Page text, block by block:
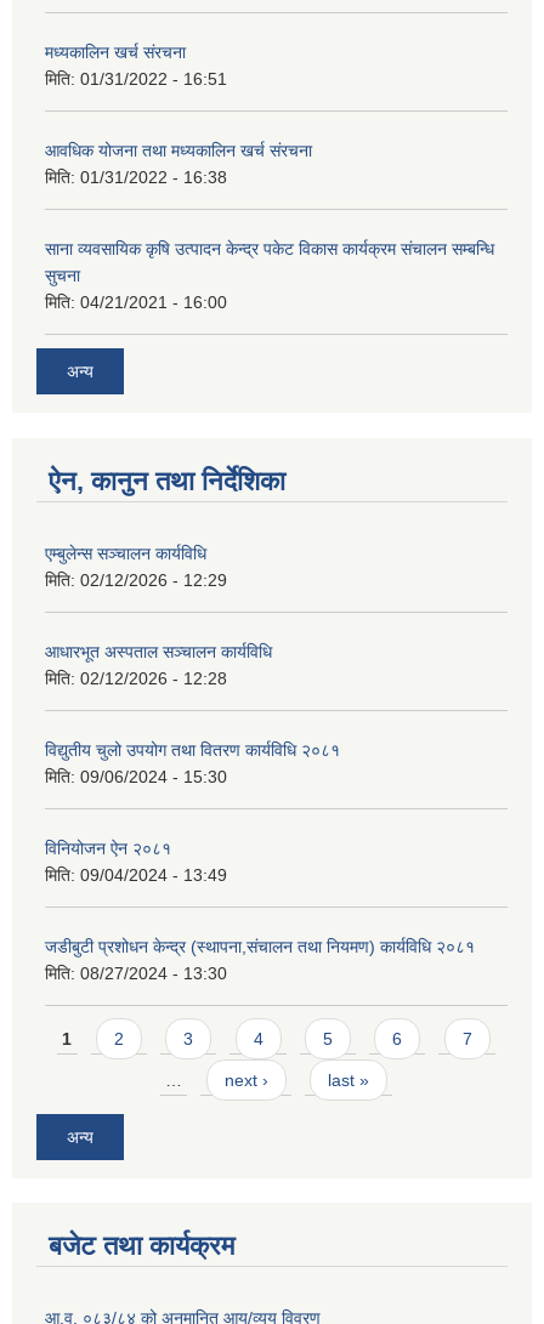
मध्यकालिन खर्च संरचना
मिति: 01/31/2022 - 16:51
आवधिक योजना तथा मध्यकालिन खर्च संरचना
मिति: 01/31/2022 - 16:38
साना व्यवसायिक कृषि उत्पादन केन्द्र पकेट विकास कार्यक्रम संचालन सम्बन्धि
सुचना
मिति: 04/21/2021 - 16:00
अन्य
ऐन, कानुन तथा निर्देशिका
एम्बुलेन्स सञ्चालन कार्यविधि
मिति: 02/12/2026 - 12:29
आधारभूत अस्पताल सञ्चालन कार्यविधि
मिति: 02/12/2026 - 12:28
विद्युतीय चुलो उपयोग तथा वितरण कार्यविधि २०८१
मिति: 09/06/2024 - 15:30
विनियोजन ऐन २०८१
मिति: 09/04/2024 - 13:49
जडीबुटी प्रशोधन केन्द्र (स्थापना,संचालन तथा नियमण) कार्यविधि २०८१
मिति: 08/27/2024 - 13:30
Pages
1 2 3 4 5 6 7
… next › last »
अन्य
बजेट तथा कार्यक्रम
आ.व. ०८३/८४ को अनुमानित आय/व्यय विवरण